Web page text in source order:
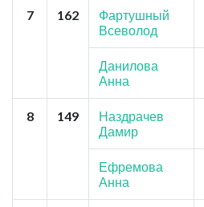
7 162
Фартушный
Всеволод
Данилова
Анна
8 149
Наздрачев
Дамир
Ефремова
Анна